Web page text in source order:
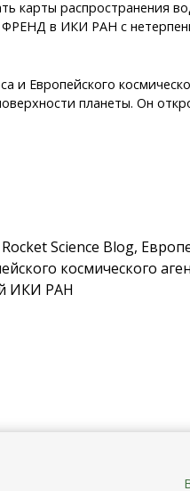
карты распространения
в ИКИ РАН с
и Европейского
планеты. Он
Science Blog,
космического
ИКИ РАН